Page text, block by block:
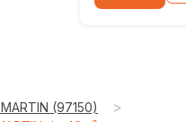
(97150) >